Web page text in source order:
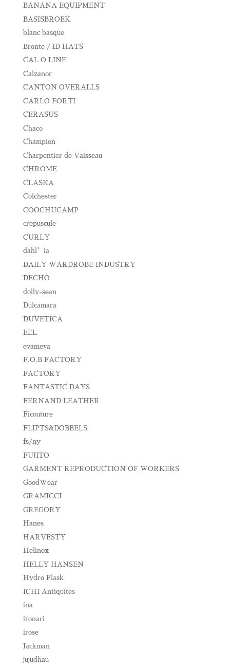
BANANA EQUIPMENT
BASISBROEK
blanc basque
Bronte / ID HATS
CAL O LINE
Calzanor
CANTON OVERALLS
CARLO FORTI
CERASUS
Chaco
Champion
Charpentier de Vaisseau
CHROME
CLASKA
Colchester
COOCHUCAMP
crepuscule
CURLY
dahl’ia
DAILY WARDROBE INDUSTRY
DECHO
dolly-sean
Dulcamara
DUVETICA
EEL
evameva
F.O.B FACTORY
FACTORY
FANTASTIC DAYS
FERNAND LEATHER
Ficouture
FLIPTS&DOBBELS
fs/ny
FUJITO
GARMENT REPRODUCTION OF WORKERS
GoodWear
GRAMICCI
GREGORY
Hanes
HARVESTY
Helinox
HELLY HANSEN
Hydro Flask
ICHI Antiquites
ina
ironari
irose
Jackman
jujudhau